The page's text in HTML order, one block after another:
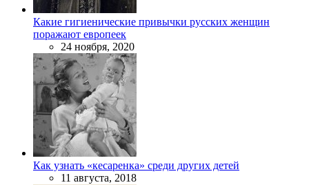
Какие гигиенические привычки русских женщин
поражают европеек
24 ноября, 2020
Как узнать «кесаренка» среди других детей
11 августа, 2018